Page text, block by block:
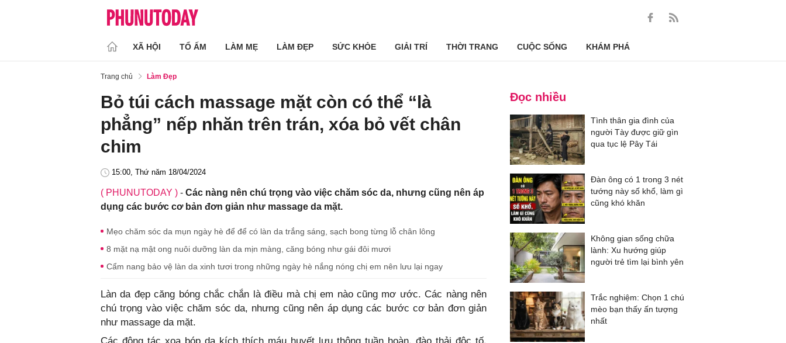
XÃ HỘI TỔ ẤM LÀM MẸ LÀM ĐẸP SỨC KHỎE GIẢI TRÍ THỜI TRANG CUỘC SỐNG KHÁM PHÁ
Trang chủ Làm Đẹp
Bỏ túi cách massage mặt còn có thể “là
phẳng” nếp nhăn trên trán, xóa bỏ vết chân
chim
15:00, Thứ năm 18/04/2024
( PHUNUTODAY ) - Các nàng nên chú trọng vào việc chăm sóc da, nhưng cũng nên áp
dụng các bước cơ bản đơn giản như massage da mặt.
Mẹo chăm sóc da mụn ngày hè để để có làn da trắng sáng, sạch bong từng lỗ chân lông
8 mặt nạ mật ong nuôi dưỡng làn da mịn màng, căng bóng như gái đôi mươi
Cẩm nang bảo vệ làn da xinh tươi trong những ngày hè nắng nóng chị em nên lưu lại ngay
Làn da đẹp căng bóng chắc chắn là điều mà chị em nào cũng mơ ước. Các nàng nên
chú trọng vào việc chăm sóc da, nhưng cũng nên áp dụng các bước cơ bản đơn giản
như massage da mặt.
Đọc nhiều
Tình thân gia đình của
người Tày được giữ gìn
qua tục lệ Pây Tái
Đàn ông có 1 trong 3 nét
tướng này số khổ, làm gì
cũng khó khăn
Không gian sống chữa
lành: Xu hướng giúp
người trẻ tìm lại bình yên
Trắc nghiệm: Chọn 1 chú
mèo bạn thấy ấn tượng
nhất